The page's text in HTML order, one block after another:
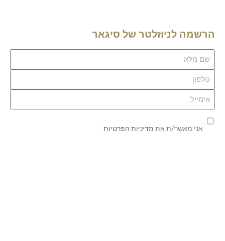
הרשמה לניוזלטר של סיגאר
אני מאשר/ת את מדיניות הפרטיות